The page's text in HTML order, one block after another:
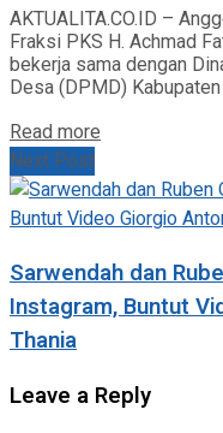
AKTUALITA.CO.ID –
Fraksi PKS H. Achmad
bekerja sama dengan
Desa (DPMD)
Read more
Next Post
Sarwendah dan
Instagram, Buntut
Thania
Leave a Reply